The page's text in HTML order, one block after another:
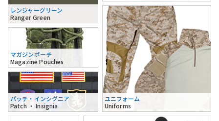
レンジャーグリーン
Ranger Green
マガジンポーチ
Magazine Pouches
パッチ・インシグニア
Patch ・ Insignia
ユニフォーム
Uniforms